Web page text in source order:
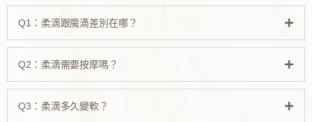
Q1：柔滴跟魔滴差別在哪？
Q2：柔滴需要按摩嗎？
Q3：柔滴多久變軟？